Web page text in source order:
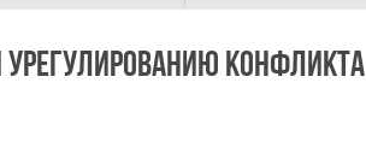
КОНФЛИКТА